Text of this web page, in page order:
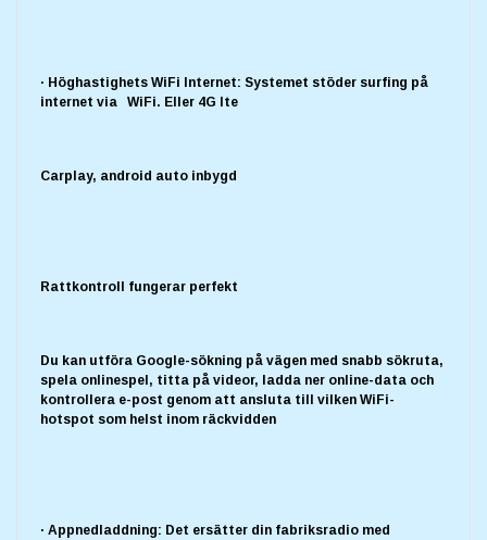
· Höghastighets WiFi Internet: Systemet stöder surfing på
internet via WiFi. Eller 4G lte
Carplay, android auto inbygd
Rattkontroll fungerar perfekt
Du kan utföra Google-sökning på vägen med snabb sökruta,
spela onlinespel, titta på videor, ladda ner online-data och
kontrollera e-post genom att ansluta till vilken WiFi-
hotspot som helst inom räckvidden
· Appnedladdning: Det ersätter din fabriksradio med